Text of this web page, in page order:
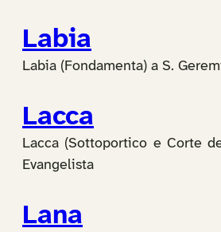
Labia
Labia (Fondamenta) a S.
Lacca
Lacca (Sottoportico e Corte
Evangelista
Lana